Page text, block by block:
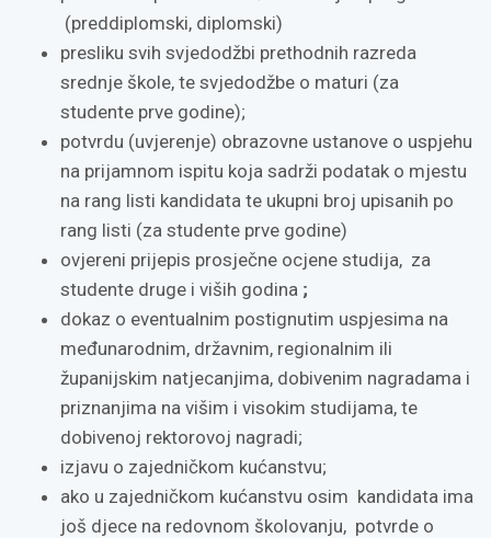
(preddiplomski, diplomski)
presliku svih svjedodžbi prethodnih razreda
srednje škole, te svjedodžbe o maturi (za
studente prve godine);
potvrdu (uvjerenje) obrazovne ustanove o uspjehu
na prijamnom ispitu koja sadrži podatak o mjestu
na rang listi kandidata te ukupni broj upisanih po
rang listi (za studente prve godine)
ovjereni prijepis prosječne ocjene studija, za
studente druge i viših godina ;
dokaz o eventualnim postignutim uspjesima na
međunarodnim, državnim, regionalnim ili
županijskim natjecanjima, dobivenim nagradama i
priznanjima na višim i visokim studijama, te
dobivenoj rektorovoj nagradi;
izjavu o zajedničkom kućanstvu;
ako u zajedničkom kućanstvu osim kandidata ima
još djece na redovnom školovanju, potvrde o